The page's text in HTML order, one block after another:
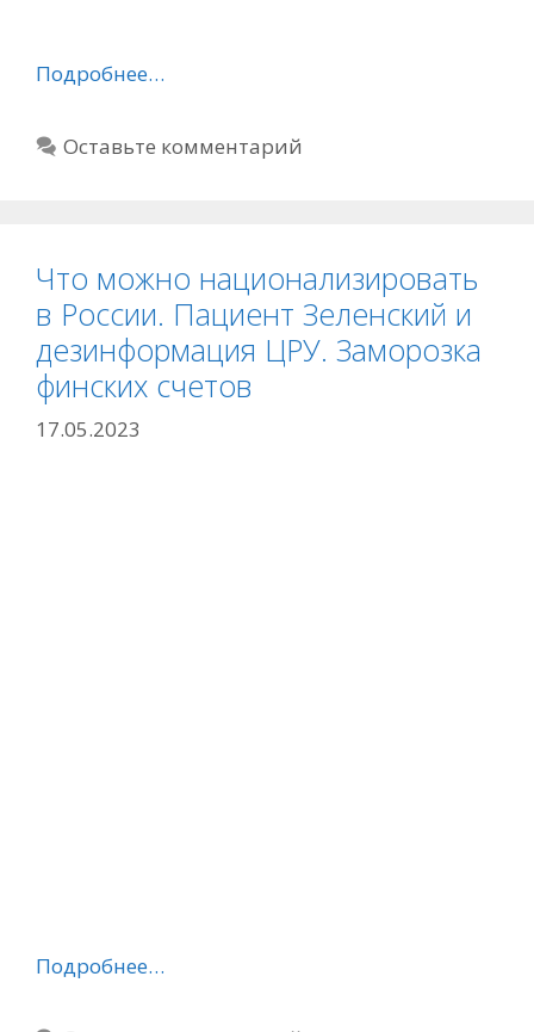
Подробнее…
Оставьте комментарий
Что можно национализировать
в России. Пациент Зеленский и
дезинформация ЦРУ. Заморозка
финских счетов
17.05.2023
Подробнее…